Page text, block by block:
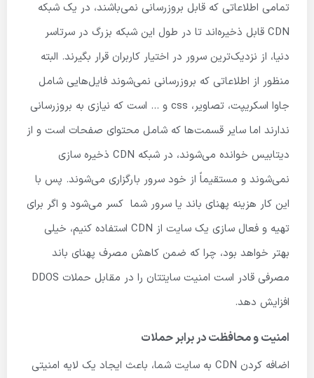
تمامی اطلاعاتی که قابل بروزرسانی نمی‌باشند، در یک شبکه
CDN قابل ذخیره‌اند تا در طول این شبکه بزرگ در سرتاسر
دنیا، از نزدیک‌ترین سرور در اختیار کاربران قرار بگیرند. البته
منظور از اطلاعاتی که بروزرسانی نمی‌شوند فایل‌هایی شامل
جاوا اسکریپت، تصاویر، css و … است که نیازی به بروزرسانی
ندارند اما سایر قسمت‌ها که شامل محتوای صفحات است و از
دیتابیس خوانده می‌شوند، در شبکه CDN ذخیره سازی
نمی‌شوند و مستقیماً از خود سرور بارگزاری می‌شوند. پس با
این کار هزینه پهنای باند یا سرور شما کسر می‌شود و اگر برای
تهیه و فعال سازی یک سایت از CDN استفاده کنیم، خیلی
بهتر خواهد بود، چرا که ضمن کاهش مصرف پهنای باند
مصرفی قادر است امنیت سایتتان را در مقابل حملات DDOS
افزایش دهد.
امنیت و محافظت در برابر حملات
اضافه کردن CDN به سایت شما، باعث ایجاد یک لایه امنیتی